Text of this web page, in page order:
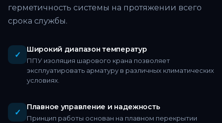
герметичность системы на протяжении всего
срока службы.
✓
Широкий диапазон температур
ППУ изоляция шарового крана позволяет
эксплуатировать арматуру в различных климатических
условиях.
✓
Плавное управление и надежность
Принцип работы основан на плавном перекрытии